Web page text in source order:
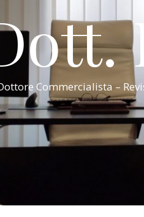
Commercialista –